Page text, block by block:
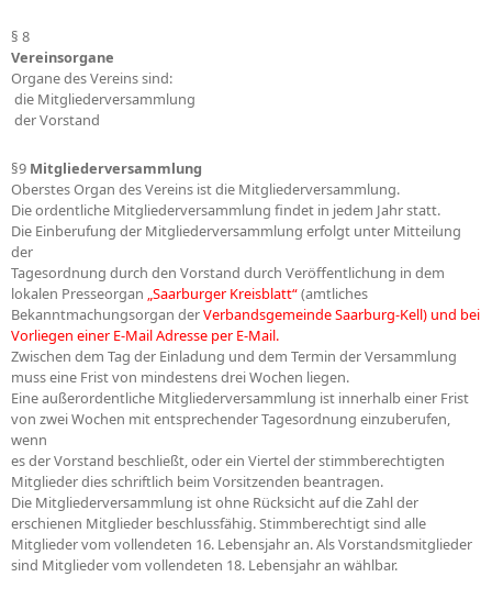
§ 8
Vereinsorgane
Organe des Vereins sind:
 die Mitgliederversammlung
 der Vorstand
§9 Mitgliederversammlung
Oberstes Organ des Vereins ist die Mitgliederversammlung.
Die ordentliche Mitgliederversammlung findet in jedem Jahr statt.
Die Einberufung der Mitgliederversammlung erfolgt unter Mitteilung
der
Tagesordnung durch den Vorstand durch Veröffentlichung in dem
lokalen Presseorgan „Saarburger Kreisblatt“(amtliches
Bekanntmachungsorgan derVerbandsgemeinde Saarburg-Kell) und bei
Vorliegen einer E-Mail Adresse per E-Mail.
Zwischen dem Tag der Einladung und dem Termin der Versammlung
muss eine Frist von mindestens drei Wochen liegen.
Eine außerordentliche Mitgliederversammlung ist innerhalb einer Frist
von zwei Wochen mit entsprechender Tagesordnung einzuberufen,
wenn
es der Vorstand beschließt, oder ein Viertel der stimmberechtigten
Mitglieder dies schriftlich beim Vorsitzenden beantragen.
Die Mitgliederversammlung ist ohne Rücksicht auf die Zahl der
erschienen Mitglieder beschlussfähig. Stimmberechtigt sind alle
Mitglieder vom vollendeten 16. Lebensjahr an. Als Vorstandsmitglieder
sind Mitglieder vom vollendeten 18. Lebensjahr an wählbar.